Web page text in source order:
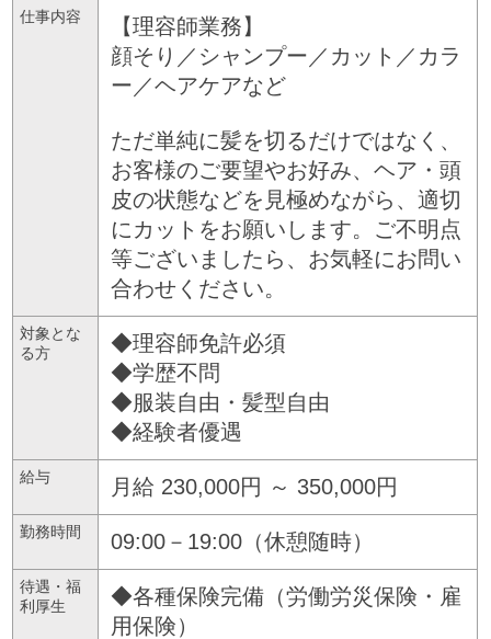
仕事内容
【理容師業務】
顔そり／シャンプー／カット／カラ
ー／ヘアケアなど
ただ単純に髪を切るだけではなく、
お客様のご要望やお好み、ヘア・頭
皮の状態などを見極めながら、適切
にカットをお願いします。ご不明点
等ございましたら、お気軽にお問い
合わせください。
対象とな
る方
◆理容師免許必須
◆学歴不問
◆服装自由・髪型自由
◆経験者優遇
給与 月給 230,000円 ～ 350,000円
勤務時間 09:00－19:00（休憩随時）
待遇・福
利厚生
◆各種保険完備（労働労災保険・雇
用保険）